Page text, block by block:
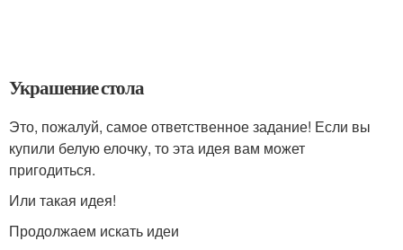
Украшение стола
Это, пожалуй, самое ответственное задание! Если вы
купили белую елочку, то эта идея вам может
пригодиться.
Или такая идея!
Продолжаем искать идеи